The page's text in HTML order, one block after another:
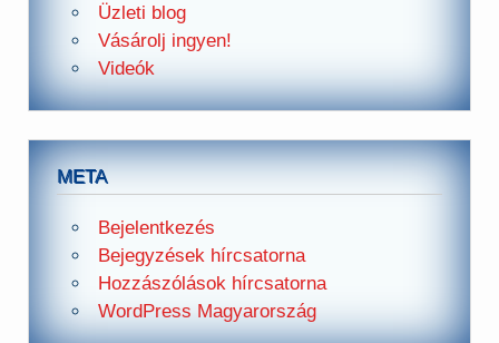
Üzleti blog
Vásárolj ingyen!
Videók
META
Bejelentkezés
Bejegyzések hírcsatorna
Hozzászólások hírcsatorna
WordPress Magyarország